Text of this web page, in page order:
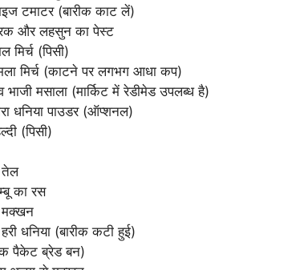
टमाटर (बारीक काट लें)
और लहसुन का पेस्ट
मिर्च (पिसी)
मिर्च (काटने पर लगभग आधा कप)
भाजी मसाला (मार्किट में रेडीमेड उपलब्ध है)
धनिया पाउडर (ऑप्शनल)
(पिसी)
तेल
का रस
धनिया (बारीक कटी हुई)
पैकेट ब्रेड बन)